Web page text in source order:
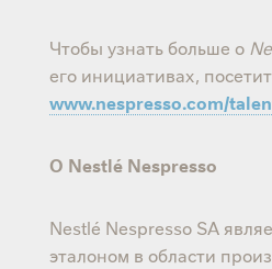
Чтобы узнать больше о
его инициативах,
www.nespresso.com/
О Nestlé Nespresso
Nestlé Nespresso SA
эталоном в области